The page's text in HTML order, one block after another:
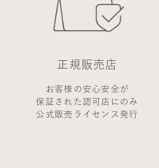
正規販売店
お客様の安心安全が
保証された認可店にのみ
公式販売ライセンス発行